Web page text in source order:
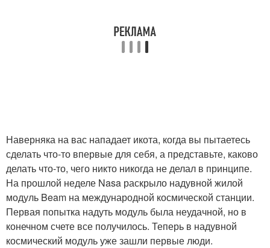
Наверняка на вас нападает икота, когда вы пытаетесь
сделать что-то впервые для себя, а представьте, каково
делать что-то, чего никто никогда не делал в принципе.
На прошлой неделе Nasa раскрыло надувной жилой
модуль Beam на международной космической станции.
Первая попытка надуть модуль была неудачной, но в
конечном счете все получилось. Теперь в надувной
космический модуль уже зашли первые люди.